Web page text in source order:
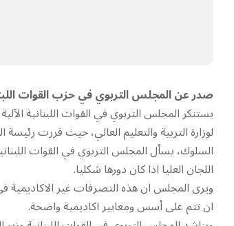
صدر عن المجلس التربوي في حزب القوات
يستنكر المجلس التربوي في القوات اللبنانية
لوزارة التربية والتعليم العالي، حيث قررت
السلوك، يسأل المجلس التربوي في القوات
اللجان العليا اذا كان دورها شكليا.
ويرى المجلس ان هذه التصرفات غير الاكاديمية
ان تتم على أسس ومعايير اكاديمية واضحة.